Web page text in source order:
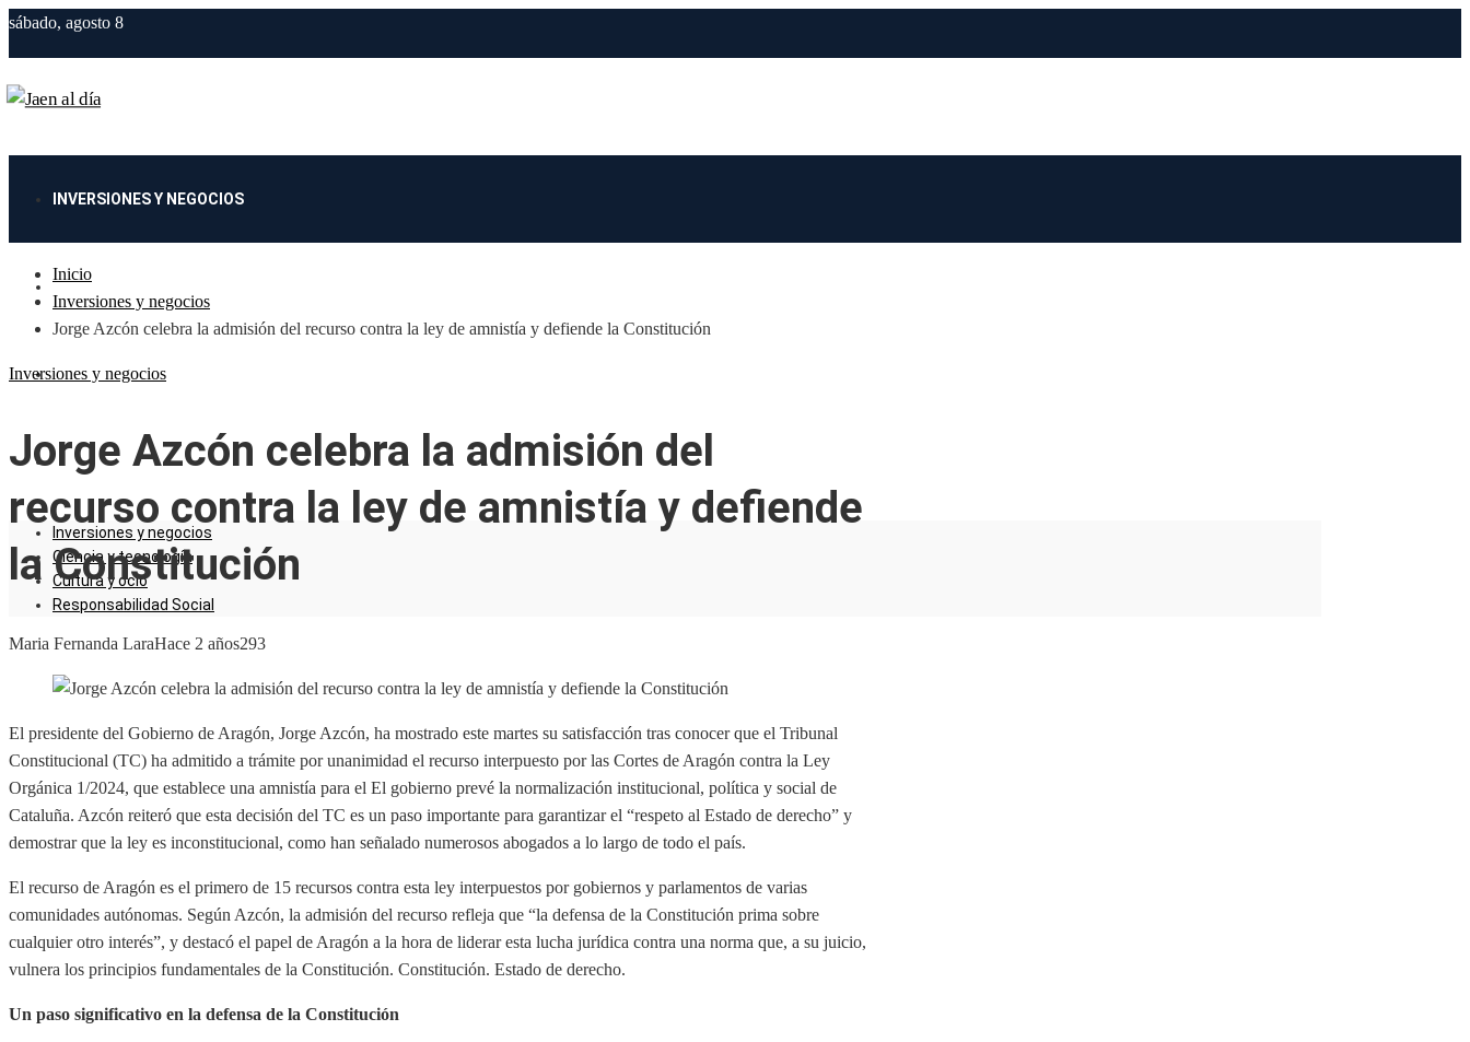
sábado, agosto 8
INVERSIONES Y NEGOCIOS
CIENCIA Y TECNOLOGÍA
CULTURA Y OCIO
RESPONSABILIDAD SOCIAL
Inversiones y negocios
Ciencia y tecnología
Cultura y ocio
Responsabilidad Social
Inicio
Inversiones y negocios
Jorge Azcón celebra la admisión del recurso contra la ley de amnistía y defiende la Constitución
Inversiones y negocios
Jorge Azcón celebra la admisión del
recurso contra la ley de amnistía y defiende
la Constitución
Maria Fernanda LaraHace 2 años293
El presidente del Gobierno de Aragón, Jorge Azcón, ha mostrado este martes su satisfacción tras conocer que el Tribunal
Constitucional (TC) ha admitido a trámite por unanimidad el recurso interpuesto por las Cortes de Aragón contra la Ley
Orgánica 1/2024, que establece una amnistía para el El gobierno prevé la normalización institucional, política y social de
Cataluña. Azcón reiteró que esta decisión del TC es un paso importante para garantizar el “respeto al Estado de derecho” y
demostrar que la ley es inconstitucional, como han señalado numerosos abogados a lo largo de todo el país.
El recurso de Aragón es el primero de 15 recursos contra esta ley interpuestos por gobiernos y parlamentos de varias
comunidades autónomas. Según Azcón, la admisión del recurso refleja que “la defensa de la Constitución prima sobre
cualquier otro interés”, y destacó el papel de Aragón a la hora de liderar esta lucha jurídica contra una norma que, a su juicio,
vulnera los principios fundamentales de la Constitución. Constitución. Estado de derecho.
Un paso significativo en la defensa de la Constitución